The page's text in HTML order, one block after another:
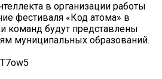
в организации работы
фестиваля «Код атома» в
команд будут представлены
муниципальных образований.